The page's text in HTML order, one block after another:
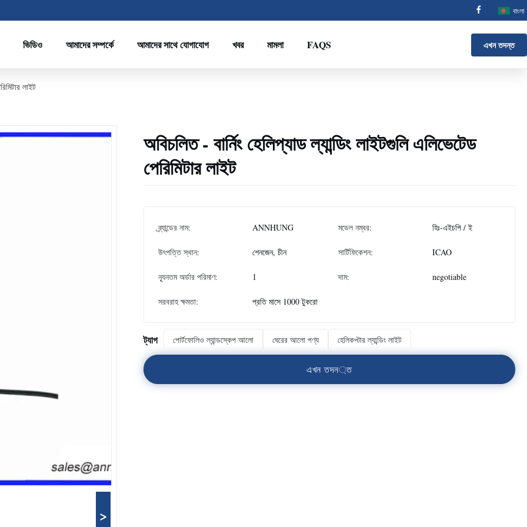
বাংলা
ভিডিও আমাদের সম্পর্কে আমাদের সাথে যোগাযোগ খবর মামলা FAQS এখন তদন্ত
লাইট
>
অবিচলিত - বার্নিং হেলিপ্যাড ল্যান্ডিং লাইটগুলি এলিভেটেড
পেরিমিটার লাইট
ব্র্যান্ডের নাম: ANNHUNG মডেল নম্বর: হিঃ-এইচপি / ই
উৎপত্তি স্থান: শেনজেন, চীন সার্টিফিকেশন: ICAO
ন্যূনতম অর্ডার পরিমাণ: 1 দাম: negotiable
সরবরাহ ক্ষমতা: প্রতি মাসে 1000 টুকরো
ট্যাগ পোর্টফোলিও ল্যান্ডস্কেপ আলো ঘেরের আলো পণ্য হেলিকপ্টার ল্যান্ডিং লাইট
এখন তদন্ত